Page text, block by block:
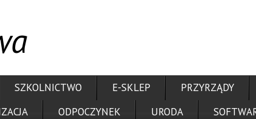
SZKOLNICTWO E-SKLEP
PRZYRZĄDY
ODPOCZYNEK URODA